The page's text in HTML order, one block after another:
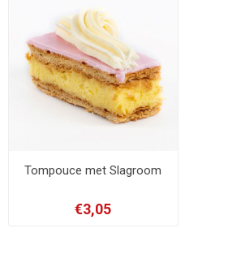
Tompouce met Slagroom
€3,05